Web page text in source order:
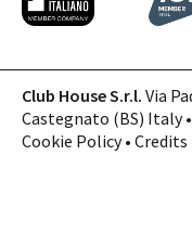
Club House S.r.l. Via
Castegnato (BS) Italy •
Cookie Policy• Credits